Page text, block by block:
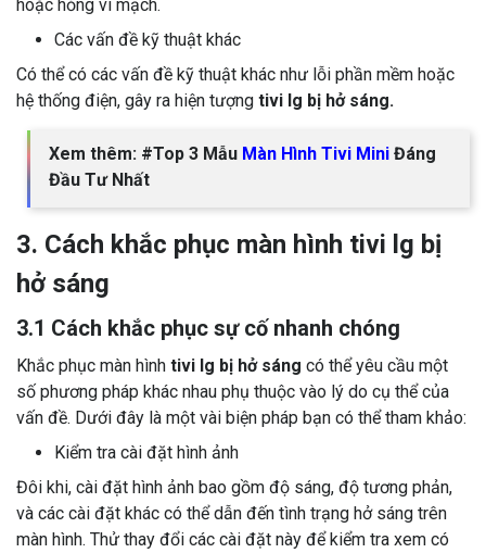
hoặc hỏng vi mạch.
Các vấn đề kỹ thuật khác
Có thể có các vấn đề kỹ thuật khác như lỗi phần mềm hoặc
hệ thống điện, gây ra hiện tượng tivi lg bị hở sáng.
Xem thêm: #Top 3 Mẫu Màn Hình Tivi Mini Đáng
Đầu Tư Nhất
3. Cách khắc phục màn hình tivi lg bị
hở sáng
3.1 Cách khắc phục sự cố nhanh chóng
Khắc phục màn hình tivi lg bị hở sáng có thể yêu cầu một
số phương pháp khác nhau phụ thuộc vào lý do cụ thể của
vấn đề. Dưới đây là một vài biện pháp bạn có thể tham khảo:
Kiểm tra cài đặt hình ảnh
Đôi khi, cài đặt hình ảnh bao gồm độ sáng, độ tương phản,
và các cài đặt khác có thể dẫn đến tình trạng hở sáng trên
màn hình. Thử thay đổi các cài đặt này để kiểm tra xem có